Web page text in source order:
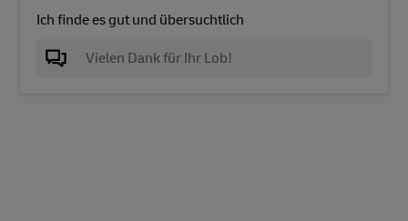
Ich finde es gut und übersuchtlich
Vielen Dank für Ihr Lob!